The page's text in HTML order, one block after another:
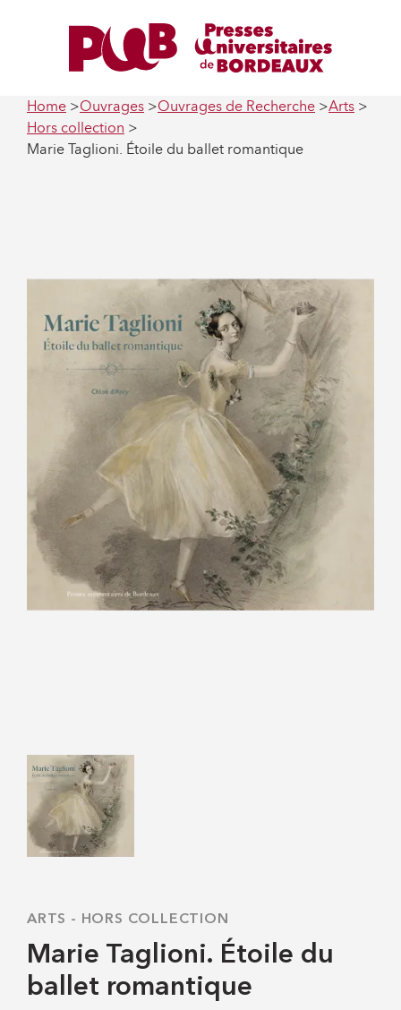
Home Ouvrages Ouvrages de Recherche
Arts
Hors collection
Marie Taglioni. Étoile du ballet romantique
ARTS - HORS COLLECTION
Marie Taglioni. Étoile du
ballet romantique